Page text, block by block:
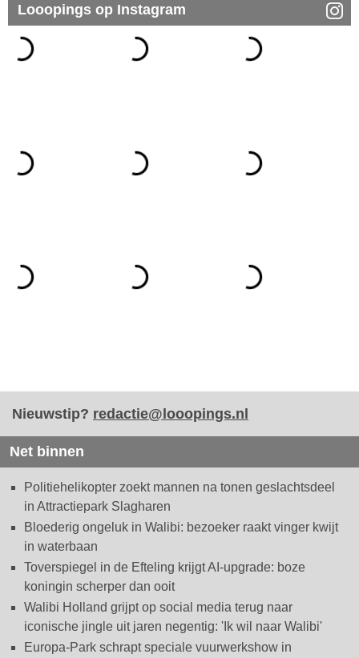
Looopings op Instagram
Nieuwstip? redactie@looopings.nl
Net binnen
Politiehelikopter zoekt mannen na tonen geslachtsdeel
in Attractiepark Slagharen
Bloederig ongeluk in Walibi: bezoeker raakt vinger kwijt
in waterbaan
Toverspiegel in de Efteling krijgt AI-upgrade: boze
koningin scherper dan ooit
Walibi Holland grijpt op social media terug naar
iconische jingle uit jaren negentig: 'Ik wil naar Walibi'
Europa-Park schrapt speciale vuurwerkshow in